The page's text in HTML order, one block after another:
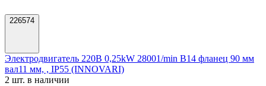
226574
Электродвигатель 220В 0,25kW 28001/min B14 фланец 90 мм
вал11 мм, , IP55 (INNOVARI)
2 шт. в наличии